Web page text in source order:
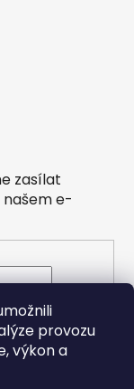
provozu
výkon a
zasílat
e-